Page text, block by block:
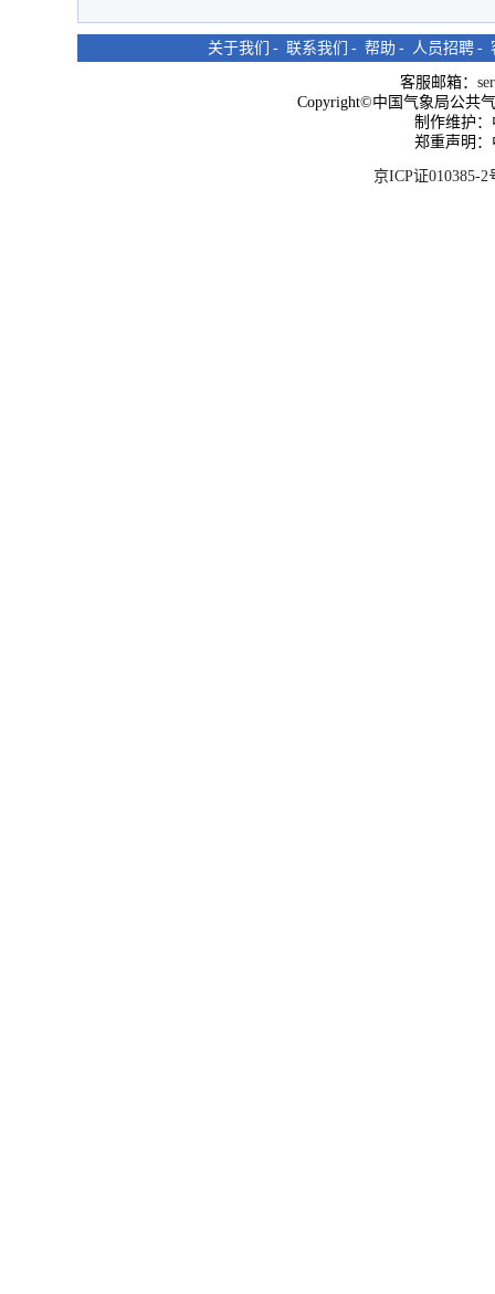
关于我们 - 联系我们 - 帮助 - 人员招聘 -
客服邮箱：
Copyright©中国气象局公共
制作维护
郑重声明
京ICP证010385-2